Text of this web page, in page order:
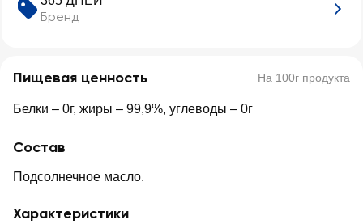
Бренд
Пищевая ценность На 100г продукта
Белки – 0г, жиры – 99,9%, углеводы – 0г
Состав
Подсолнечное масло.
Характеристики